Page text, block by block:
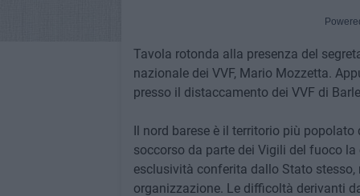
Tavola rotonda alla presenza del
nazionale dei VVF, Mario Mozzetta.
presso il distaccamento dei VVF di
Il nord barese è il territorio più
soccorso da parte dei Vigili del fuoco
esclusività conferita dallo Stato
organizzazione. Le difficoltà derivanti